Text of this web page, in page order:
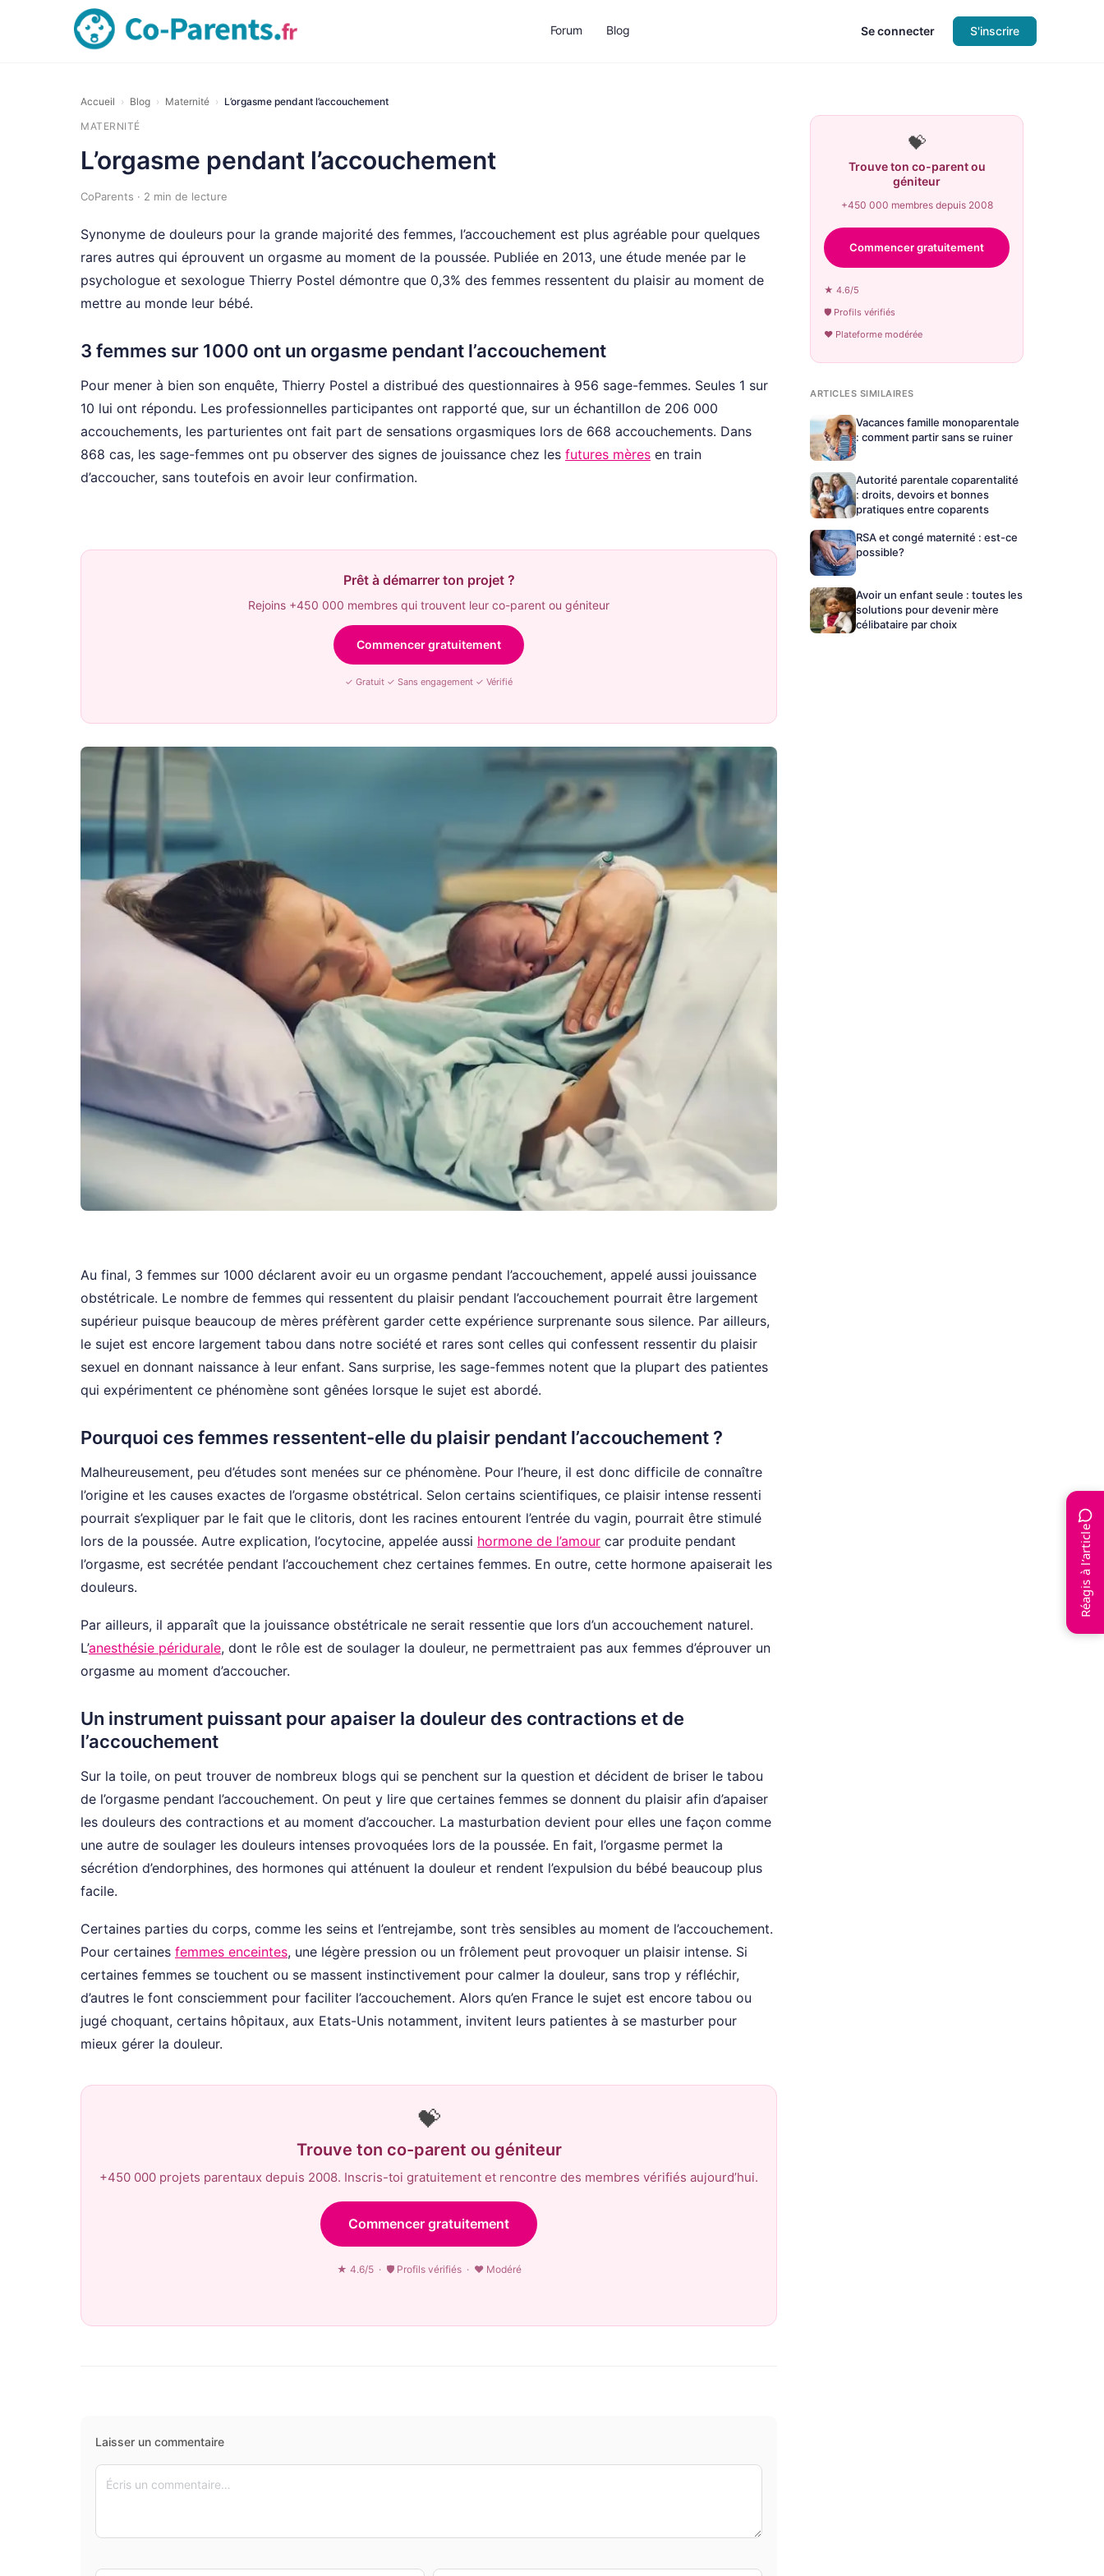
Forum Blog Se connecter S'inscrire
Accueil › Blog › Maternité › L’orgasme pendant l’accouchement
MATERNITÉ
L’orgasme pendant l’accouchement
CoParents · 2 min de lecture
Synonyme de douleurs pour la grande majorité des femmes, l’accouchement est plus agréable pour quelques
rares autres qui éprouvent un orgasme au moment de la poussée. Publiée en 2013, une étude menée par le
psychologue et sexologue Thierry Postel démontre que 0,3% des femmes ressentent du plaisir au moment de
mettre au monde leur bébé.
3 femmes sur 1000 ont un orgasme pendant l’accouchement
Pour mener à bien son enquête, Thierry Postel a distribué des questionnaires à 956 sage-femmes. Seules 1 sur
10 lui ont répondu. Les professionnelles participantes ont rapporté que, sur un échantillon de 206 000
accouchements, les parturientes ont fait part de sensations orgasmiques lors de 668 accouchements. Dans
868 cas, les sage-femmes ont pu observer des signes de jouissance chez les futures mères en train
d’accoucher, sans toutefois en avoir leur confirmation.
Prêt à démarrer ton projet ?
Rejoins +450 000 membres qui trouvent leur co-parent ou géniteur
Commencer gratuitement
✓ Gratuit ✓ Sans engagement ✓ Vérifié
Au final, 3 femmes sur 1000 déclarent avoir eu un orgasme pendant l’accouchement, appelé aussi jouissance
obstétricale. Le nombre de femmes qui ressentent du plaisir pendant l’accouchement pourrait être largement
supérieur puisque beaucoup de mères préfèrent garder cette expérience surprenante sous silence. Par ailleurs,
le sujet est encore largement tabou dans notre société et rares sont celles qui confessent ressentir du plaisir
sexuel en donnant naissance à leur enfant. Sans surprise, les sage-femmes notent que la plupart des patientes
qui expérimentent ce phénomène sont gênées lorsque le sujet est abordé.
Pourquoi ces femmes ressentent-elle du plaisir pendant l’accouchement ?
Malheureusement, peu d’études sont menées sur ce phénomène. Pour l’heure, il est donc difficile de connaître
l’origine et les causes exactes de l’orgasme obstétrical. Selon certains scientifiques, ce plaisir intense ressenti
pourrait s’expliquer par le fait que le clitoris, dont les racines entourent l’entrée du vagin, pourrait être stimulé
lors de la poussée. Autre explication, l’ocytocine, appelée aussi hormone de l’amour car produite pendant
l’orgasme, est secrétée pendant l’accouchement chez certaines femmes. En outre, cette hormone apaiserait les
douleurs.
Par ailleurs, il apparaît que la jouissance obstétricale ne serait ressentie que lors d’un accouchement naturel.
L’anesthésie péridurale, dont le rôle est de soulager la douleur, ne permettraient pas aux femmes d’éprouver un
orgasme au moment d’accoucher.
Un instrument puissant pour apaiser la douleur des contractions et de
l’accouchement
Sur la toile, on peut trouver de nombreux blogs qui se penchent sur la question et décident de briser le tabou
de l’orgasme pendant l’accouchement. On peut y lire que certaines femmes se donnent du plaisir afin d’apaiser
les douleurs des contractions et au moment d’accoucher. La masturbation devient pour elles une façon comme
une autre de soulager les douleurs intenses provoquées lors de la poussée. En fait, l’orgasme permet la
sécrétion d’endorphines, des hormones qui atténuent la douleur et rendent l’expulsion du bébé beaucoup plus
facile.
Certaines parties du corps, comme les seins et l’entrejambe, sont très sensibles au moment de l’accouchement.
Pour certaines femmes enceintes, une légère pression ou un frôlement peut provoquer un plaisir intense. Si
certaines femmes se touchent ou se massent instinctivement pour calmer la douleur, sans trop y réfléchir,
d’autres le font consciemment pour faciliter l’accouchement. Alors qu’en France le sujet est encore tabou ou
jugé choquant, certains hôpitaux, aux Etats-Unis notamment, invitent leurs patientes à se masturber pour
mieux gérer la douleur.
💝
Trouve ton co-parent ou géniteur
+450 000 projets parentaux depuis 2008. Inscris-toi gratuitement et rencontre des membres vérifiés aujourd’hui.
Commencer gratuitement
★ 4.6/5 · 🛡 Profils vérifiés · ♥ Modéré
Laisser un commentaire
💝
Trouve ton co-parent ou
géniteur
+450 000 membres depuis 2008
Commencer gratuitement
★ 4.6/5
🛡 Profils vérifiés
♥ Plateforme modérée
ARTICLES SIMILAIRES
Vacances famille monoparentale
: comment partir sans se ruiner
Autorité parentale coparentalité
: droits, devoirs et bonnes
pratiques entre coparents
RSA et congé maternité : est-ce
possible?
Avoir un enfant seule : toutes les
solutions pour devenir mère
célibataire par choix
Réagis à l’article